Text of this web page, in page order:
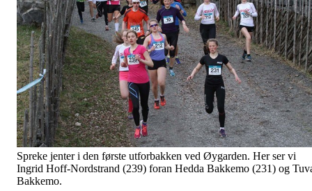
Spreke jenter i den første utforbakken ved Øygarden. Her ser vi
Ingrid Hoff-Nordstrand (239) foran Hedda Bakkemo (231) og
Bakkemo.